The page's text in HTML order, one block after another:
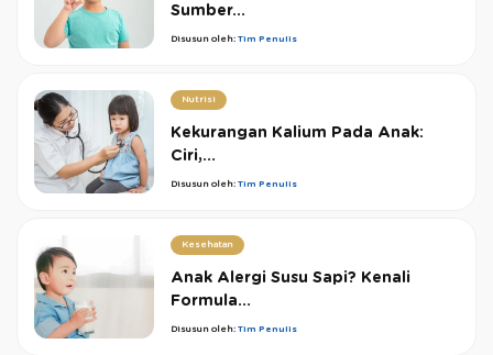
Sumber...
Disusun oleh: Tim Penulis
Nutrisi
Kekurangan Kalium Pada Anak:
Ciri,...
Disusun oleh: Tim Penulis
Kesehatan
Anak Alergi Susu Sapi? Kenali
Formula...
Disusun oleh: Tim Penulis